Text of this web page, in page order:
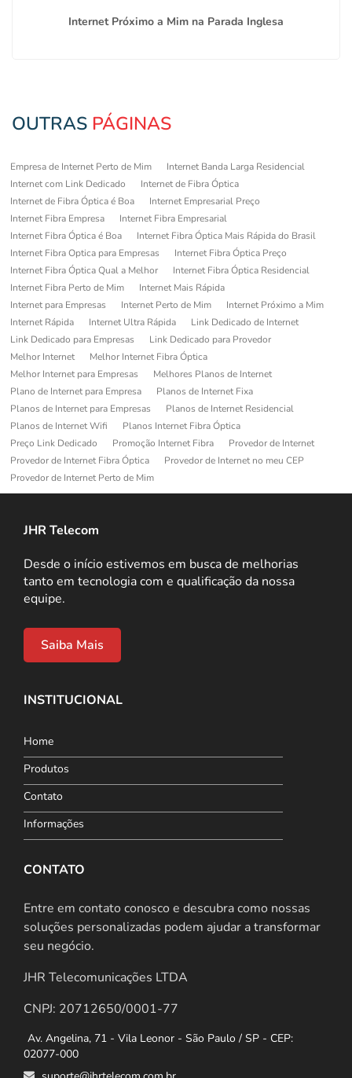
Internet Próximo a Mim na Parada Inglesa
OUTRAS PÁGINAS
Empresa de Internet Perto de Mim
Internet Banda Larga Residencial
Internet com Link Dedicado
Internet de Fibra Óptica
Internet de Fibra Óptica é Boa
Internet Empresarial Preço
Internet Fibra Empresa
Internet Fibra Empresarial
Internet Fibra Óptica é Boa
Internet Fibra Óptica Mais Rápida do Brasil
Internet Fibra Optica para Empresas
Internet Fibra Óptica Preço
Internet Fibra Óptica Qual a Melhor
Internet Fibra Óptica Residencial
Internet Fibra Perto de Mim
Internet Mais Rápida
Internet para Empresas
Internet Perto de Mim
Internet Próximo a Mim
Internet Rápida
Internet Ultra Rápida
Link Dedicado de Internet
Link Dedicado para Empresas
Link Dedicado para Provedor
Melhor Internet
Melhor Internet Fibra Óptica
Melhor Internet para Empresas
Melhores Planos de Internet
Plano de Internet para Empresa
Planos de Internet Fixa
Planos de Internet para Empresas
Planos de Internet Residencial
Planos de Internet Wifi
Planos Internet Fibra Óptica
Preço Link Dedicado
Promoção Internet Fibra
Provedor de Internet
Provedor de Internet Fibra Óptica
Provedor de Internet no meu CEP
Provedor de Internet Perto de Mim
JHR Telecom
Desde o início estivemos em busca de melhorias
tanto em tecnologia com e qualificação da nossa
equipe.
Saiba Mais
INSTITUCIONAL
Home
Produtos
Contato
Informações
CONTATO
Entre em contato conosco e descubra como nossas
soluções personalizadas podem ajudar a transformar
seu negócio.
JHR Telecomunicações LTDA
CNPJ: 20712650/0001-77
Av. Angelina, 71 - Vila Leonor - São Paulo / SP - CEP:
02077-000